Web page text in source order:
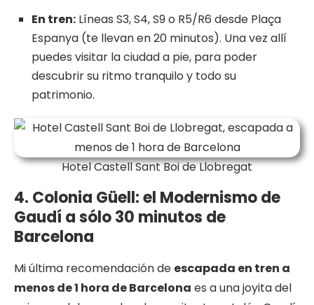
En tren: Líneas S3, S4, S9 o R5/R6 desde Plaça
Espanya (te llevan en 20 minutos). Una vez allí
puedes visitar la ciudad a pie, para poder
descubrir su ritmo tranquilo y todo su
patrimonio.
Hotel Castell Sant Boi de Llobregat
4. Colonia Güell: el Modernismo de
Gaudí a sólo 30 minutos de
Barcelona
Mi última recomendación de escapada en tren a
menos de 1 hora de Barcelona es a una joyita del